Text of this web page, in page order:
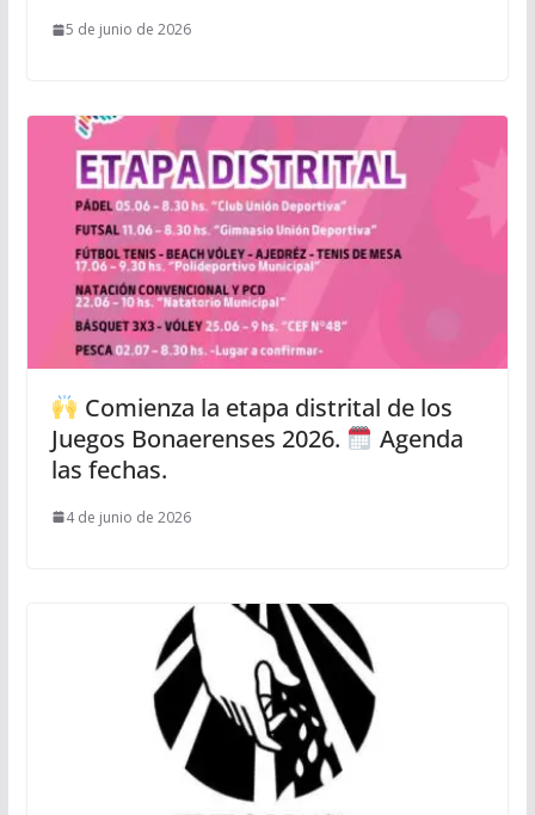
5 de junio de 2026
Comienza la etapa distrital de los
Juegos Bonaerenses 2026.
Agenda
las fechas.
4 de junio de 2026